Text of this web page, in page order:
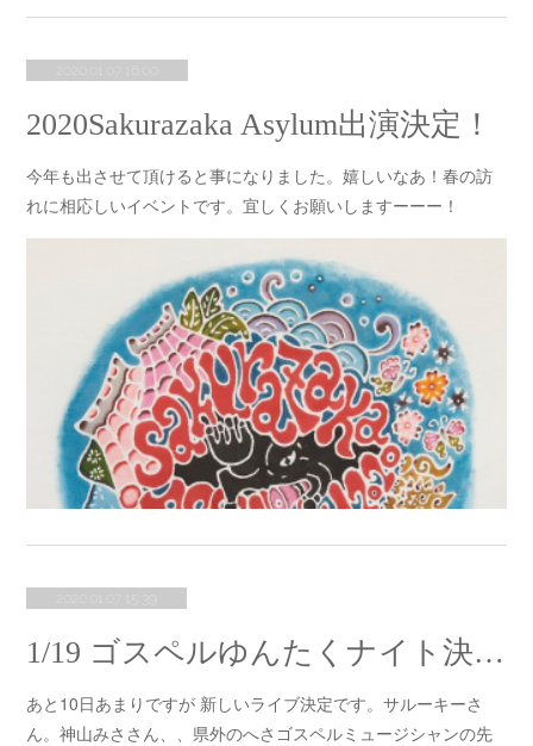
2020Sakurazaka Asylum出演決定！
今年も出させて頂けると事になりました。嬉しいなあ！春の訪
れに相応しいイベントです。宜しくお願いしますーーー！
1/19 ゴスペルゆんたくナイト決定！
あと10日あまりですが 新しいライブ決定です。サルーキーさ
ん。神山みささん、、県外のへさゴスペルミュージシャンの先